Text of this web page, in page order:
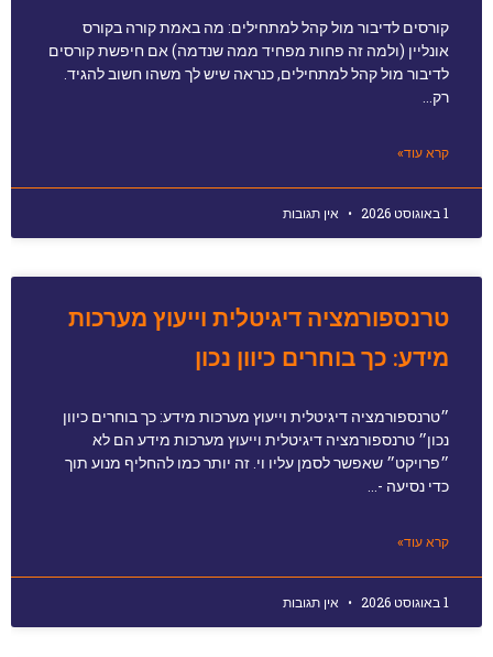
קורסים לדיבור מול קהל למתחילים: מה באמת קורה בקורס
אונליין (ולמה זה פחות מפחיד ממה שנדמה) אם חיפשת קורסים
לדיבור מול קהל למתחילים, כנראה שיש לך משהו חשוב להגיד.
רק…
קרא עוד»
1 באוגוסט 2026 אין תגובות
טרנספורמציה דיגיטלית וייעוץ מערכות
מידע: כך בוחרים כיוון נכון
״טרנספורמציה דיגיטלית וייעוץ מערכות מידע: כך בוחרים כיוון
נכון״ טרנספורמציה דיגיטלית וייעוץ מערכות מידע הם לא
״פרויקט״ שאפשר לסמן עליו וי. זה יותר כמו להחליף מנוע תוך
כדי נסיעה -…
קרא עוד»
1 באוגוסט 2026 אין תגובות